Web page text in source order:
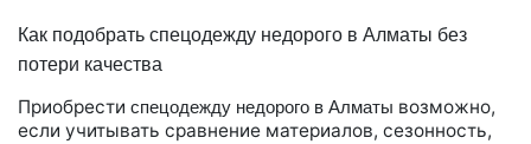
Как подобрать спецодежду недорого в Алматы без
потери качества
Приобрести спецодежду недорого в Алматы возможно,
если учитывать сравнение материалов, сезонность,